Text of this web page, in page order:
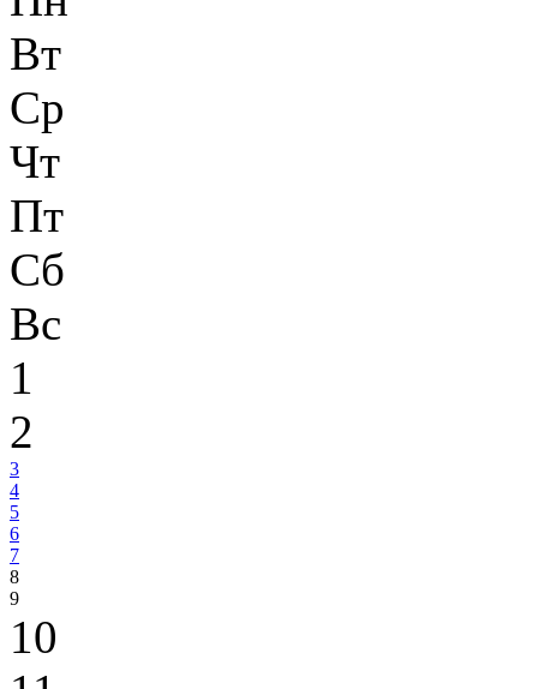
Вт
Ср
Чт
Пт
Сб
Вс
1
2
3
4
5
6
7
8
9
10